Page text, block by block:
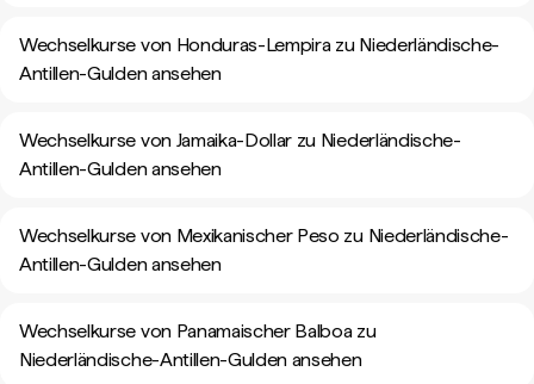
Wechselkurse von Honduras-Lempira zu Niederländische-
Antillen-Gulden ansehen
Wechselkurse von Jamaika-Dollar zu Niederländische-
Antillen-Gulden ansehen
Wechselkurse von Mexikanischer Peso zu Niederländische-
Antillen-Gulden ansehen
Wechselkurse von Panamaischer Balboa zu
Niederländische-Antillen-Gulden ansehen